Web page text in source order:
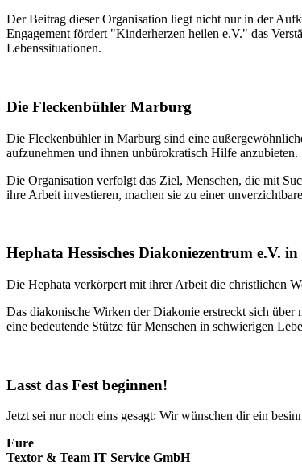
Der Beitrag dieser Organisation liegt nicht nur in der
Engagement fördert "Kinderherzen heilen e.V." das
Lebenssituationen.
Die Fleckenbühler Marburg
Die Fleckenbühler in Marburg sind eine
aufzunehmen und ihnen unbürokratisch Hilfe anzubieten.
Die Organisation verfolgt das Ziel, Menschen, die mit
ihre Arbeit investieren, machen sie zu einer
Hephata Hessisches Diakoniezentrum e.V.
Die Hephata verkörpert mit ihrer Arbeit die christlichen
Das diakonische Wirken der Diakonie erstreckt sich
eine bedeutende Stütze für Menschen in schwierigen
Lasst das Fest beginnen!
Jetzt sei nur noch eins gesagt: Wir wünschen dir ein
Eure
Textor & Team IT Service GmbH